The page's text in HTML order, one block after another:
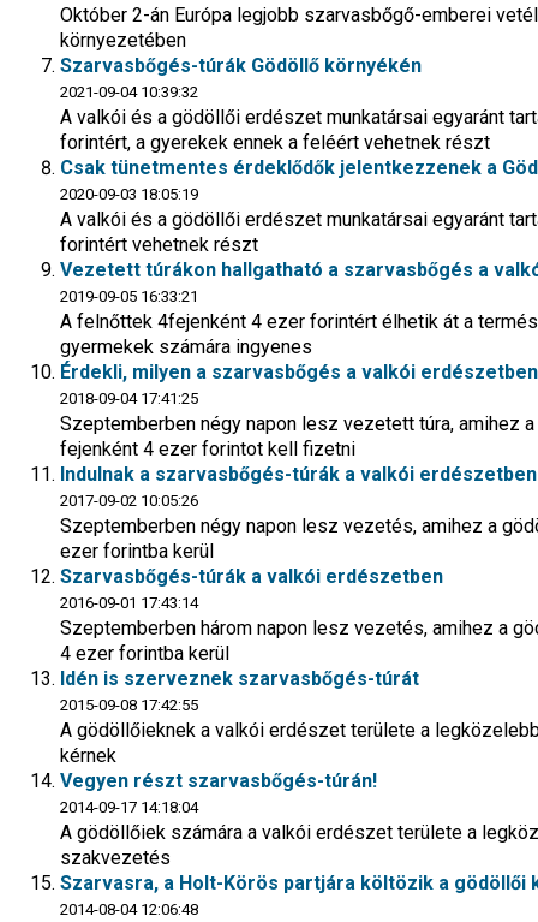
Október 2-án Európa legjobb szarvasbőgő-emberei
környezetében
Szarvasbőgés-túrák Gödöllő környékén
2021-09-04 10:39:32
A valkói és a gödöllői erdészet munkatársai egyaránt
forintért, a gyerekek ennek a feléért vehetnek részt
Csak tünetmentes érdeklődők jelentkezzenek a
2020-09-03 18:05:19
A valkói és a gödöllői erdészet munkatársai egyaránt
forintért vehetnek részt
Vezetett túrákon hallgatható a szarvasbőgés a
2019-09-05 16:33:21
A felnőttek 4fejenként 4 ezer forintért élhetik át a
gyermekek számára ingyenes
Érdekli, milyen a szarvasbőgés a valkói
2018-09-04 17:41:25
Szeptemberben négy napon lesz vezetett túra, amihez
fejenként 4 ezer forintot kell fizetni
Indulnak a szarvasbőgés-túrák a valkói erdészetben
2017-09-02 10:05:26
Szeptemberben négy napon lesz vezetés, amihez a
ezer forintba kerül
Szarvasbőgés-túrák a valkói erdészetben
2016-09-01 17:43:14
Szeptemberben három napon lesz vezetés, amihez a
4 ezer forintba kerül
Idén is szerveznek szarvasbőgés-túrát
2015-09-08 17:42:55
A gödöllőieknek a valkói erdészet területe a
kérnek
Vegyen részt szarvasbőgés-túrán!
2014-09-17 14:18:04
A gödöllőiek számára a valkói erdészet területe a
szakvezetés
Szarvasra, a Holt-Körös partjára költözik a gödöllői
2014-08-04 12:06:48